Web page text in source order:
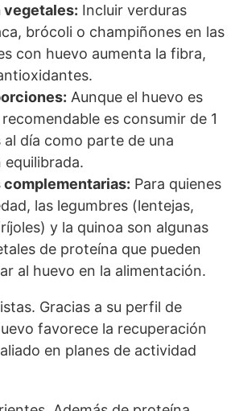
vegetales: Incluir verduras
brócoli o champiñones en las
con huevo aumenta la fibra,
Aunque el huevo es
es consumir de 1
al día como parte de una
equilibrada.
Para quienes
las legumbres (lentejas,
y la quinoa son algunas
de proteína que pueden
al huevo en la alimentación.
Gracias a su perfil de
favorece la recuperación
en planes de actividad